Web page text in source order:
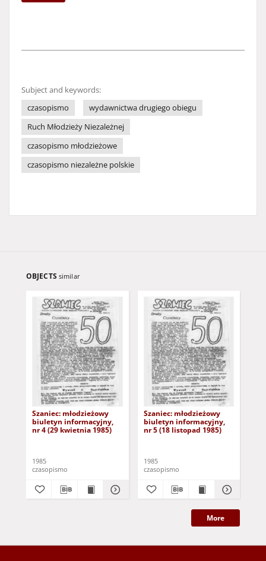
Subject and keywords:
czasopismo
wydawnictwa drugiego obiegu
Ruch Młodzieży Niezależnej
czasopismo młodzieżowe
czasopismo niezależne polskie
OBJECTS similar
Szaniec: młodzieżowy
biuletyn informacyjny,
nr 4 (29 kwietnia 1985)
1985
czasopismo
Szaniec: młodzieżowy
biuletyn informacyjny,
nr 5 (18 listopad 1985)
1985
czasopismo
More